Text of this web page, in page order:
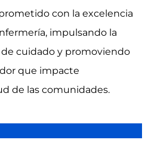
con la excelencia
impulsando la
cuidado y promoviendo
que impacte
de las comunidades.